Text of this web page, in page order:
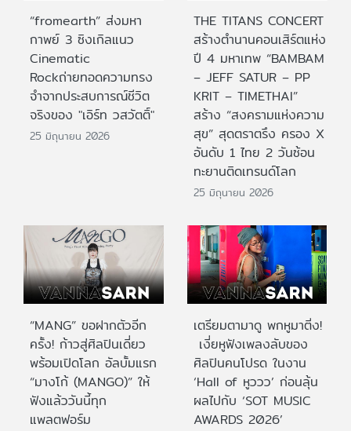
“fromearth” ส่งมหา
กาพย์ 3 ซิงเกิลแนว
Cinematic
Rockถ่ายทอดความทรง
จำจากประสบการณ์ชีวิต
จริงของ "เอิร์ท วสวัตติ์"
25 มิถุนายน 2026
THE TITANS CONCERT
สร้างตำนานคอนเสิร์ตแห่ง
ปี 4 มหาเทพ “BAMBAM
– JEFF SATUR – PP
KRIT – TIMETHAI”
สร้าง “สงครามแห่งความ
สุข” สุดตราตรึง ครอง X
อันดับ 1 ไทย 2 วันซ้อน
ทะยานติดเทรนด์โลก
25 มิถุนายน 2026
“MANG” ขอฝากตัวอีก
ครั้ง! ก้าวสู่ศิลปินเดี่ยว
พร้อมเปิดโลก อัลบั้มแรก
“มางโก้ (MANGO)” ให้
ฟังแล้ววันนี้ทุก
แพลตฟอร์ม
เตรียมตามาดู พกหูมาติ่ง!
เงี่ยหูฟังเพลงลับของ
ศิลปินคนโปรด ในงาน
‘Hall of หูววว’ ก่อนลุ้น
ผลไปกับ ‘SOT MUSIC
AWARDS 2026’